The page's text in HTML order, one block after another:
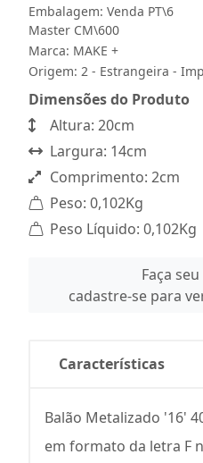
Embalagem: Venda PT\6
Master CM\600
Marca: MAKE +
Origem: 2 - Estrangeira -
Dimensões do Produto
Altura: 20cm
Largura: 14cm
Comprimento: 2cm
Peso: 0,102Kg
Peso Líquido: 0,102Kg
Faça
cadastre-se para
Características
Balão Metalizado '16'
em formato da letra F